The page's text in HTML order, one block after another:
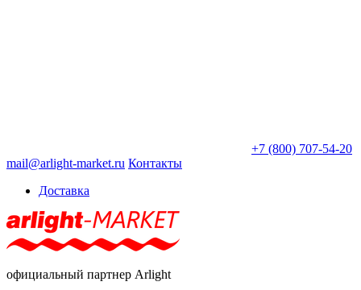
+7 (800) 707-54-20
mail@arlight-market.ru Контакты
Доставка
официальный партнер Arlight